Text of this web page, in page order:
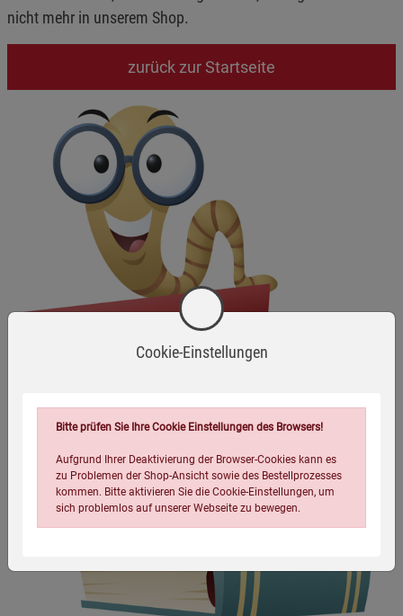
nicht mehr in unserem Shop.
zurück zur Startseite
Cookie-Einstellungen
Bitte prüfen Sie Ihre Cookie Einstellungen des Browsers!
Aufgrund Ihrer Deaktivierung der Browser-Cookies kann es
zu Problemen der Shop-Ansicht sowie des Bestellprozesses
kommen. Bitte aktivieren Sie die Cookie-Einstellungen, um
sich problemlos auf unserer Webseite zu bewegen.